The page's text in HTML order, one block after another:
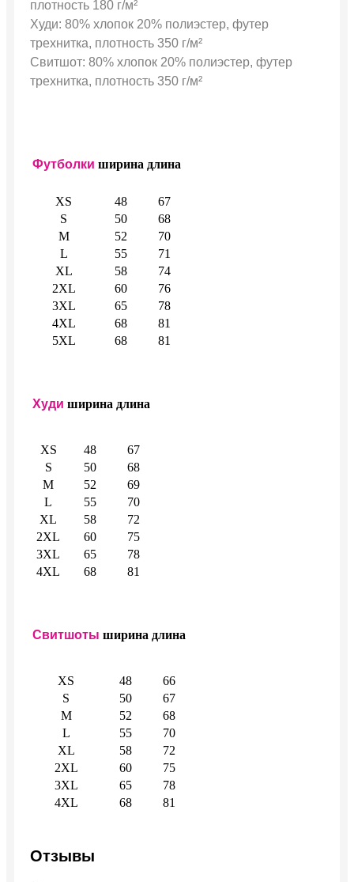
плотность 180 г/м²
Худи: 80% хлопок 20% полиэстер, футер
трехнитка, плотность 350 г/м²
Свитшот: 80% хлопок 20% полиэстер, футер
трехнитка, плотность 350 г/м²
Футболки ширина длина
XS 48
67
S
50
68
M
52
70
L
55
71
XL
58
74
2XL
60
76
3XL
65
78
4XL
68
81
5XL
68 81
Худи ширина длина
XS 48
67
S
50
68
M
52
69
L
55
70
XL
58
72
2XL
60
75
3XL
65
78
4XL
68 81
Свитшоты ширина длина
XS 48
66
S
50
67
M
52
68
L
55
70
XL
58
72
2XL
60
75
3XL
65
78
4XL
68 81
Отзывы